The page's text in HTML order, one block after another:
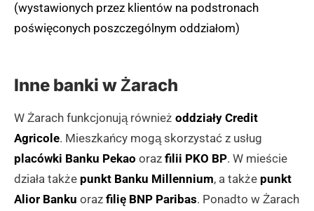
(wystawionych przez klientów na podstronach
poświęconych poszczególnym oddziałom)
Inne banki w Żarach
W Żarach funkcjonują również oddziały Credit
Agricole. Mieszkańcy mogą skorzystać z usług
placówki Banku Pekao oraz filii PKO BP. W mieście
działa także punkt Banku Millennium, a także punkt
Alior Banku oraz filię BNP Paribas. Ponadto w Żarach